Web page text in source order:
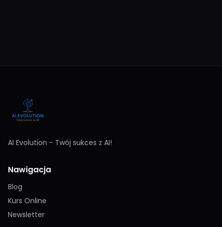
AI Evolution - Twój sukces z AI!
Nawigacja
Blog
Kurs Online
Newsletter